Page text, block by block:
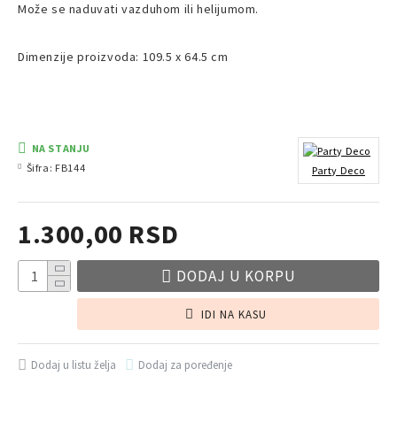
Može se naduvati vazduhom ili helijumom.
Dimenzije proizvoda: 109.5 x 64.5 cm
1.300,00 RSD
NA STANJU
Šifra: FB144 Party Deco
DODAJ U KORPU
IDI NA KASU
Dodaj u listu želja Dodaj za poređenje